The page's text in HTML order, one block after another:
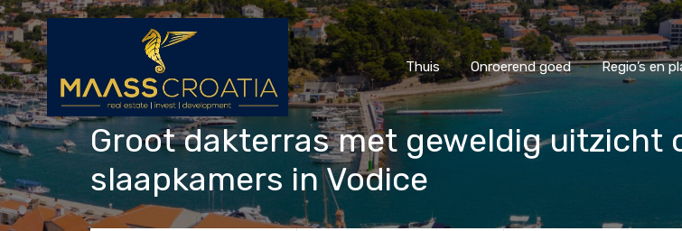
Thuis Onroerend goed Regio’s
Thuis Onroerend goed Regio’s en
Groot dakterras met geweldig uitzicht
slaapkamers in Vodice